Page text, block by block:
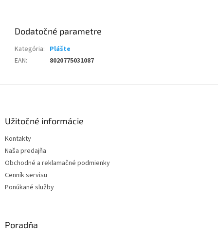
Dodatočné parametre
Kategória: Plášte
EAN: 8020775031087
Užitočné informácie
Kontakty
Naša predajňa
Obchodné a reklamačné podmienky
Cenník servisu
Ponúkané služby
Poradňa